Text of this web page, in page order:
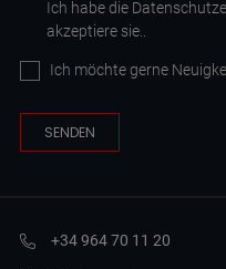
Ich habe die
akzeptiere sie..
Ich möchte gerne
+34 964 70 11 20